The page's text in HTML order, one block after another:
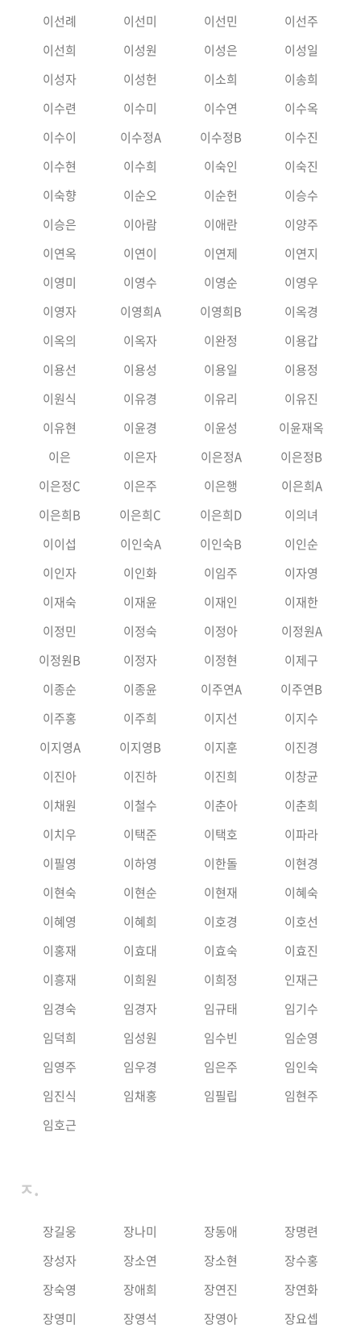
이선례
이선미 이선민
이선주
이선희
이성원 이성은
이성일
이성자
이성헌 이소희
이송희
이수련
이수미 이수연
이수옥
이수이
이수정A 이수정B
이수진
이수현
이수희 이숙인
이숙진
이숙향
이순오 이순헌
이승수
이승은
이아람 이애란
이양주
이연옥
이연이 이연제
이연지
이영미
이영수 이영순
이영우
이영자
이영희A 이영희B
이옥경
이옥의
이옥자 이완정
이용갑
이용선
이용성 이용일
이용정
이원식
이유경 이유리
이유진
이유현
이윤경 이윤성
이윤재옥
이은
이은자 이은정A
이은정B
이은정C
이은주 이은행
이은희A
이은희B
이은희C 이은희D
이의녀
이이섭
이인숙A 이인숙B
이인순
이인자
이인화 이임주
이자영
이재숙
이재윤 이재인
이재한
이정민
이정숙 이정아
이정원A
이정원B
이정자 이정현
이제구
이종순
이종윤 이주연A
이주연B
이주홍
이주희 이지선
이지수
이지영A
이지영B 이지훈
이진경
이진아
이진하 이진희
이창균
이채원
이철수 이춘아
이춘희
이치우
이택준 이택호
이파라
이필영
이하영 이한돌
이현경
이현숙
이현순 이현재
이혜숙
이혜영
이혜희 이호경
이호선
이홍재
이효대 이효숙
이효진
이흥재
이희원 이희정
인재근
임경숙
임경자 임규태
임기수
임덕희
임성원 임수빈
임순영
임영주
임우경 임은주
임인숙
임진식
임채홍 임필립
임현주
임호근
ㅈ.
장길웅 장나미 장동애
장명련
장성자
장소연 장소현
장수홍
장숙영
장애희 장연진
장연화
장영미
장영석 장영아 장요셉